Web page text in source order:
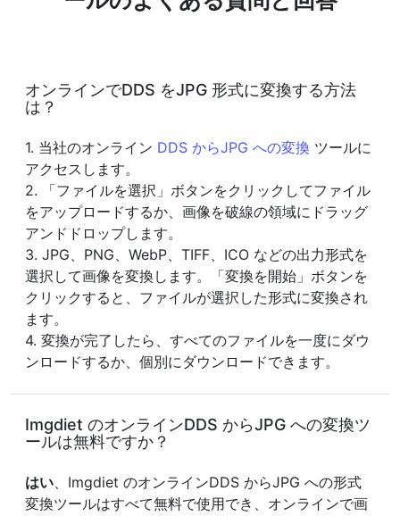
オンラインでDDS をJPG 形式に変換する方法
は？
1. 当社のオンライン DDS からJPG への変換 ツールに
アクセスします。
2. 「ファイルを選択」ボタンをクリックしてファイル
をアップロードするか、画像を破線の領域にドラッグ
アンドドロップします。
3. JPG、PNG、WebP、TIFF、ICO などの出力形式を
選択して画像を変換します。「変換を開始」ボタンを
クリックすると、ファイルが選択した形式に変換され
ます。
4. 変換が完了したら、すべてのファイルを一度にダウ
ンロードするか、個別にダウンロードできます。
Imgdiet のオンラインDDS からJPG への変換ツ
ールは無料ですか？
はい、Imgdiet のオンラインDDS からJPG への形式
変換ツールはすべて無料で使用でき、オンラインで画